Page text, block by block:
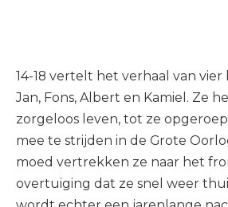
14-18 vertelt het verhaal van
Jan, Fons, Albert en Kamiel. Ze
zorgeloos leven, tot ze
mee te strijden in de Grote
moed vertrekken ze naar het
overtuiging dat ze snel weer